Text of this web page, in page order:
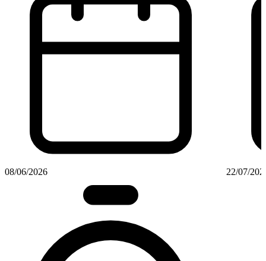
08/06/2026 22/07/